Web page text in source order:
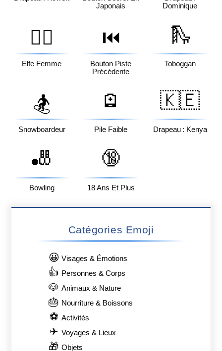
Japonais
Dominique
🧝‍♀️
Elfe Femme
⏮️
Bouton Piste
Précédente
🛝
Toboggan
🏂
Snowboardeur
🪫
Pile Faible
🇰🇪
Drapeau : Kenya
🎳
Bowling
🔞
18 Ans Et Plus
Catégories Emoji
😀 Visages & Émotions
👍 Personnes & Corps
🐶 Animaux & Nature
🎂 Nourriture & Boissons
⚽ Activités
✈ Voyages & Lieux
🎁 Objets